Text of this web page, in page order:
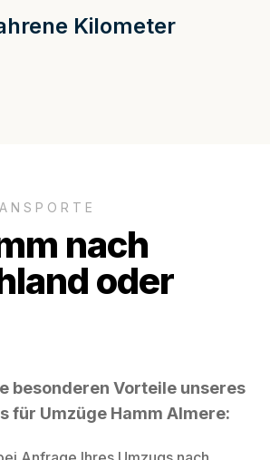
Kilometer
nach
oder
besonderen Vorteile unseres
für Umzüge Hamm Almere: